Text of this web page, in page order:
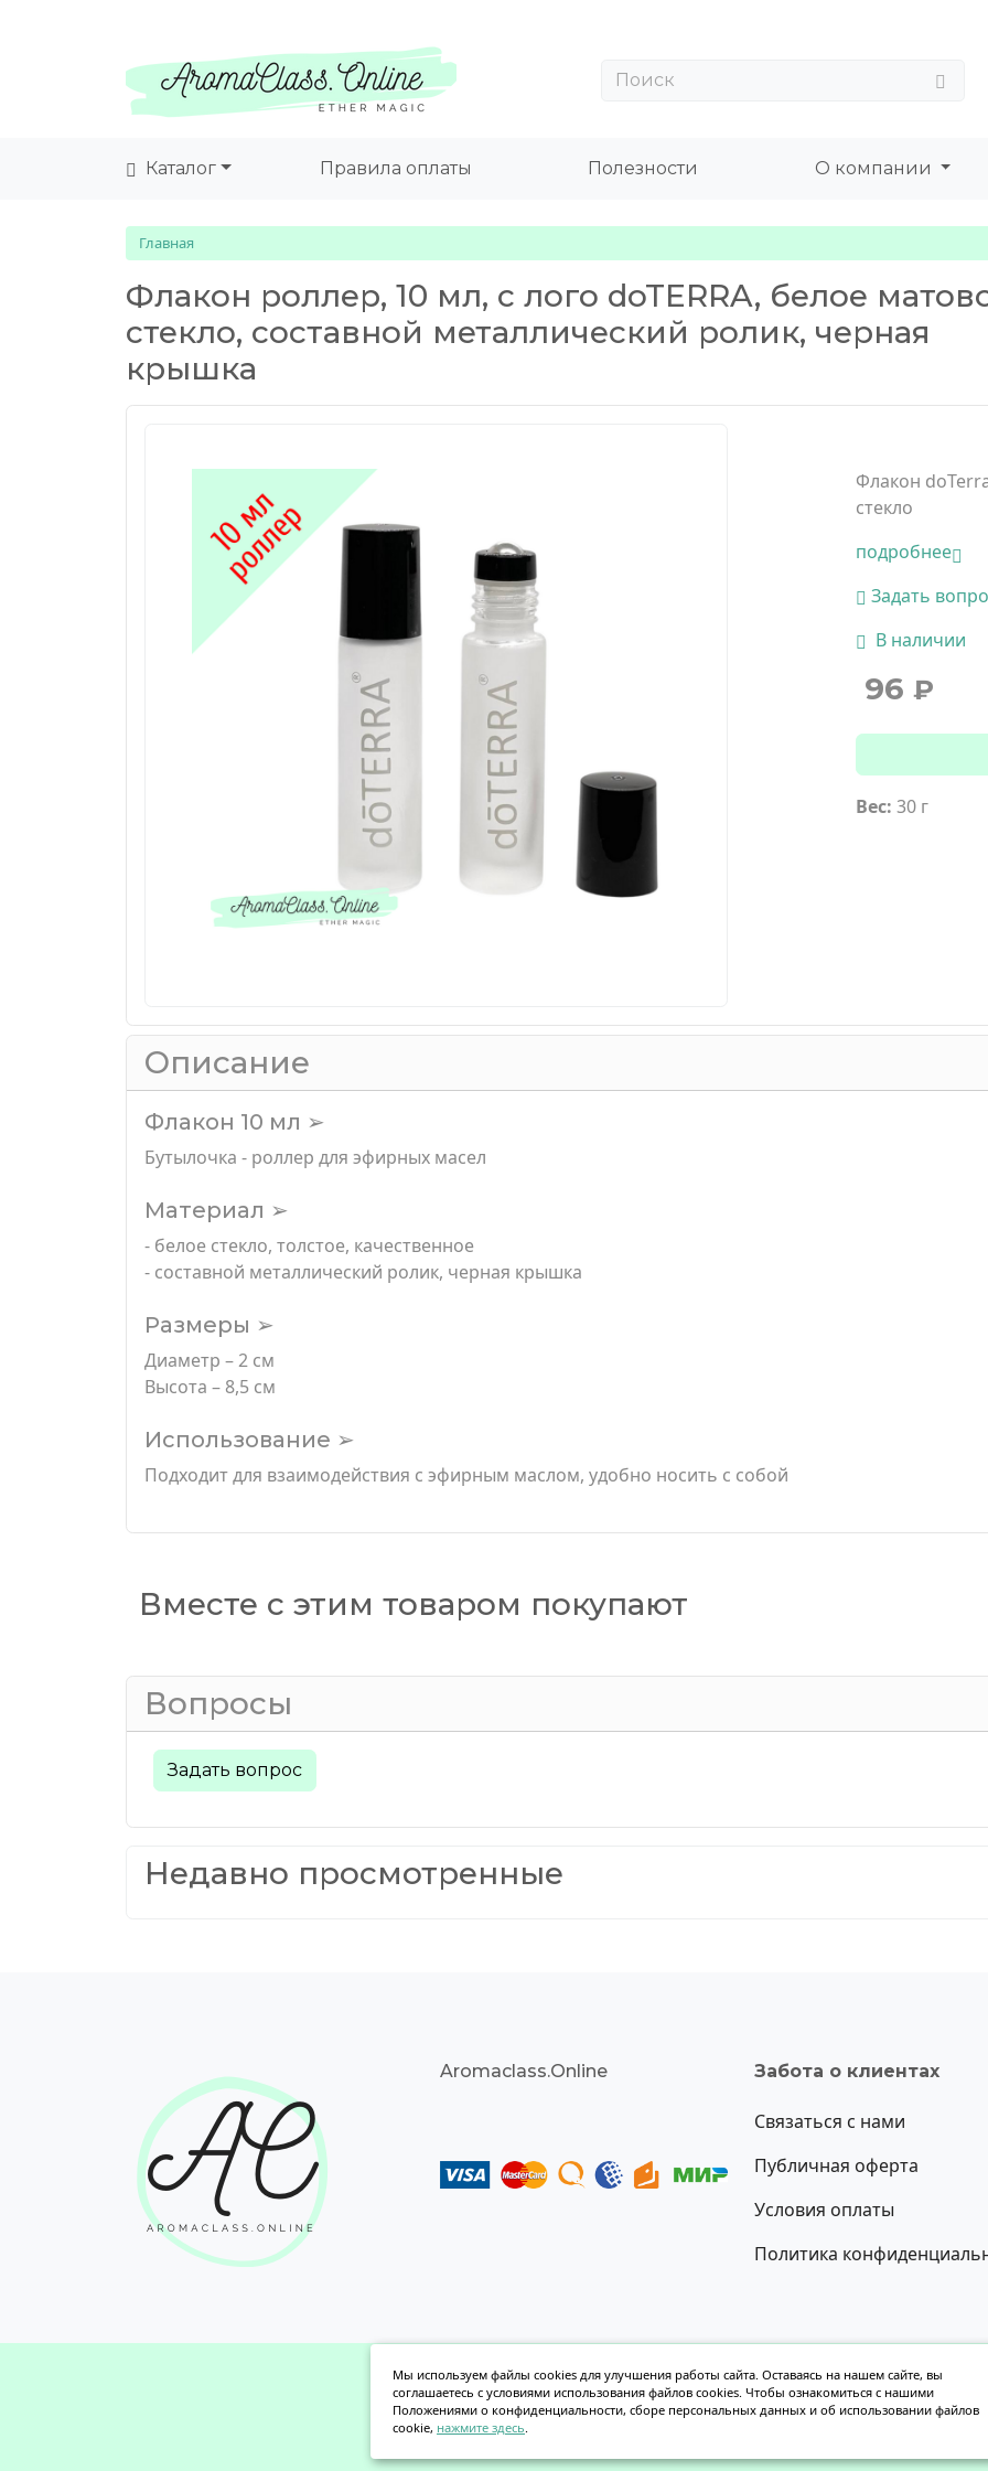
Каталог Правила оплаты Полезности О компании
Главная
Флакон роллер, 10 мл, с лого doTERRA, белое
стекло, составной металлический ролик, черная
крышка
Флакон
стекло
подробнее
Задать
В наличии
96 ₽
Вес:30 г
Описание
Флакон 10 мл ➢
Бутылочка - роллер для эфирных масел
Материал ➢
- белое стекло, толстое, качественное
- составной металлический ролик, черная крышка
Размеры ➢
Диаметр – 2 см
Высота – 8,5 см
Использование ➢
Подходит для взаимодействия с эфирным маслом, удобно носить с собой
Вместе с этим товаром покупают
Вопросы
Задать вопрос
Недавно просмотренные
Aromaclass.Online Забота о клиентах
Связаться с нами
Публичная оферта
Условия оплаты
Политика
Создание сайта oksoft.ru
Мы используем файлы cookies для улучшения работы сайта. Оставаясь на нашем сайте, вы
соглашаетесь с условиями использования файлов cookies. Чтобы ознакомиться с нашими
Положениями о конфиденциальности, сборе персональных данных и об использовании файлов
cookie, нажмите здесь.